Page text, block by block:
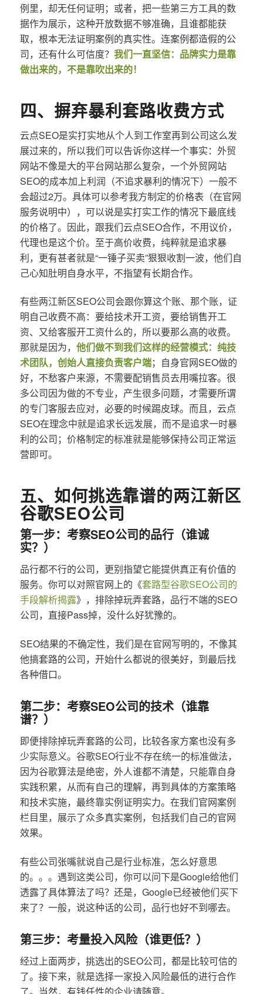
例里，却无任何证明；或者，把一些第三方工具的数
据作为展示，这种开放数据不够准确，且谁都能获
取，根本无法证明案例的真实性。连案例都造假的公
司，还有什么可信度？ 我们一直坚信：品牌实力是靠
做出来的，不是靠吹出来的！
四、摒弃暴利套路收费方式
云点SEO是实打实地从个人到工作室再到公司这么发
展过来的，所以我们可以告诉你这样一个事实：外贸
网站不像是大的平台网站那么复杂，一个外贸网站
SEO的成本加上利润（不追求暴利的情况下）一般不
会超过2万。具体可以参考我方制定的价格表（在官网
服务说明中），可以说是实打实工作的情况下最底线
的价格了。因此，跟我们云点SEO合作，不用议价，
代理也是这个价。至于高价收费，纯粹就是追求暴
利，更有甚者就是“一锤子买卖”狠狠收割一波，他们自
己心知肚明自身水平，不指望有长期合作。
有些两江新区SEO公司会跟你算这个账、那个账，证
明自己收费不高：要给技术开工资，要给销售开工
资、又给客服开工资什么的，所以要那么高的收费。
那就是因为， 他们做不到我们这样的经营模式：纯技
术团队，创始人直接负责客户端；自身官网SEO做的
好，不愁客户来源，不需要配销售员去用嘴拉客。很
多公司因为做的不专业，产生很多问题，才需要所谓
的专门客服去应对，必要的时候踢皮球。而且，云点
SEO在理念中就是追求长远发展，而不是追求一时暴
利的公司；价格制定的标准就是能够保持公司正常运
营即可。
五、如何挑选靠谱的两江新区
谷歌SEO公司
第一步：考察SEO公司的品行（谁诚
实？）
品行都不行的公司，更别指望它能提供真正有价值的
服务。你可以对照官网上的《套路型谷歌SEO公司的
手段解析揭露》，排除掉玩弄套路，品行不端的SEO
公司，直接Pass掉，没什么好犹豫的。
SEO结果的不确定性，我们是在官网写明的，不像其
他搞套路的公司，开始什么都说的很美好，到最后找
各种借口。
第二步：考察SEO公司的技术（谁靠
谱？）
即便排除掉玩弄套路的公司，比较各家方案也没有多
少实际意义。谷歌SEO行业不存在统一的标准做法，
因为谷歌算法是绝密，外人谁都不清楚，只能靠自身
实践积累，从而有自己的理解，再到具体的方案策略
和技术实施，最终靠实例证明实力。在我们官网案例
栏目里，展示了众多真实案例，包括我们自己的官网
效果。
有些公司张嘴就说自己是行业标准，怎么好意思
的。。。遇到这类公司，你可以问下是Google给他们
透露了具体算法了吗？还是，Google已经被他们买下
来了？一般，说这种话的公司，品行也好不到哪去。
第三步：考量投入风险（谁更低？）
经过上面两步，挑选出的SEO公司，都是比较可信的
了。接下来，就是选择一家投入风险最低的进行合作